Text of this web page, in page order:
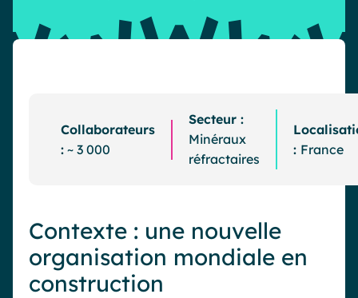
IA générative
Sécurité & conformité
Collaborateurs
: ~ 3 000
Secteur :
Minéraux
réfractaires
: France
Contexte : une nouvelle
organisation mondiale en
construction